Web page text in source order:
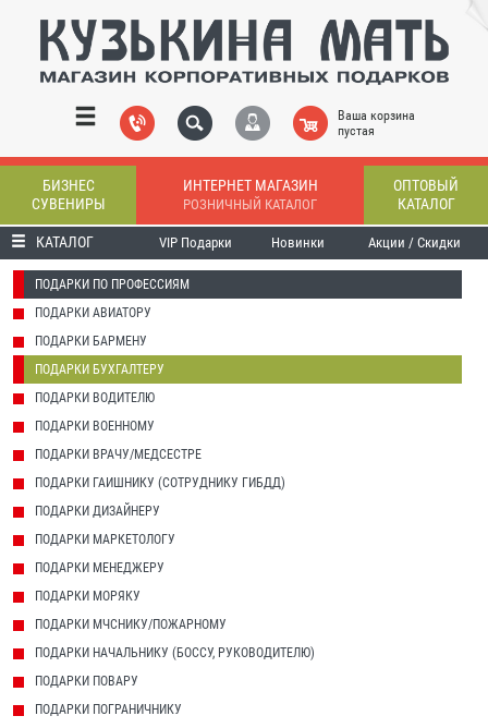
Ваша корзина
пустая
БИЗНЕС
СУВЕНИРЫ
ИНТЕРНЕТ МАГАЗИН
РОЗНИЧНЫЙ КАТАЛОГ
ОПТОВЫЙ
КАТАЛОГ
КАТАЛОГ VIP Подарки Новинки Акции / Скидки
ПОДАРКИ ПО ПРОФЕССИЯМ
ПОДАРКИ АВИАТОРУ
ПОДАРКИ БАРМЕНУ
ПОДАРКИ БУХГАЛТЕРУ
ПОДАРКИ ВОДИТЕЛЮ
ПОДАРКИ ВОЕННОМУ
ПОДАРКИ ВРАЧУ/МЕДСЕСТРЕ
ПОДАРКИ ГАИШНИКУ (СОТРУДНИКУ ГИБДД)
ПОДАРКИ ДИЗАЙНЕРУ
ПОДАРКИ МАРКЕТОЛОГУ
ПОДАРКИ МЕНЕДЖЕРУ
ПОДАРКИ МОРЯКУ
ПОДАРКИ МЧСНИКУ/ПОЖАРНОМУ
ПОДАРКИ НАЧАЛЬНИКУ (БОССУ, РУКОВОДИТЕЛЮ)
ПОДАРКИ ПОВАРУ
ПОДАРКИ ПОГРАНИЧНИКУ